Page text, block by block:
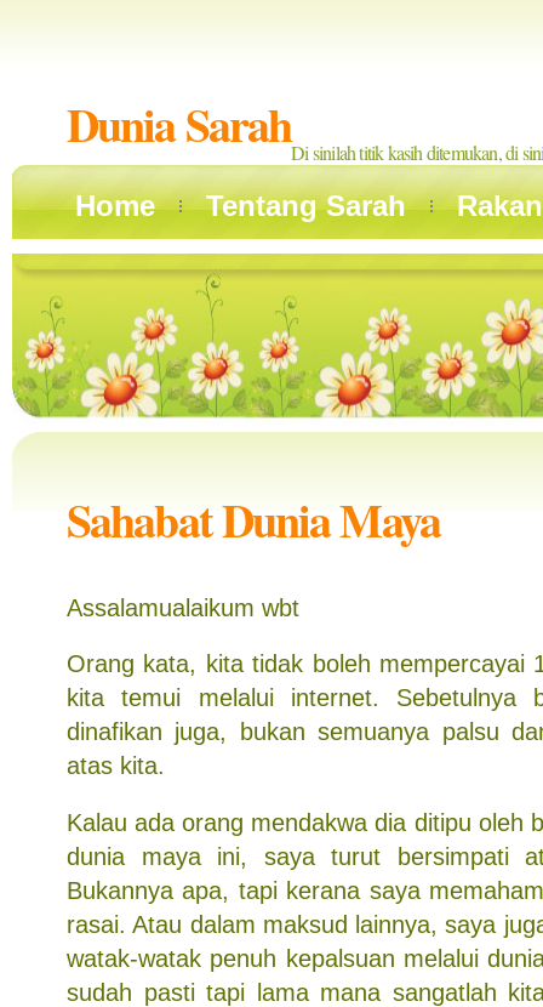
Dunia SarahDi sinilah titik kasih ditemukan, di
Home Tentang Sarah
Sahabat Dunia Maya
Assalamualaikum wbt
Orang kata, kita tidak boleh mempercayai
kita temui melalui internet. Sebetulnya
dinafikan juga, bukan semuanya palsu
atas kita.
Kalau ada orang mendakwa dia ditipu oleh
dunia maya ini, saya turut bersimpati
Bukannya apa, tapi kerana saya
rasai. Atau dalam maksud lainnya, saya
watak-watak penuh kepalsuan melalui
sudah pasti tapi lama mana sangatlah